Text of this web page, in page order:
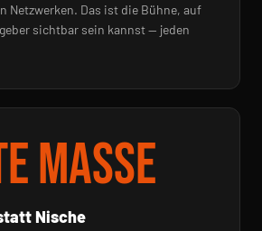
Netzwerken. Das ist die Bühne, auf
sichtbar sein kannst — jeden
Masse
Nische